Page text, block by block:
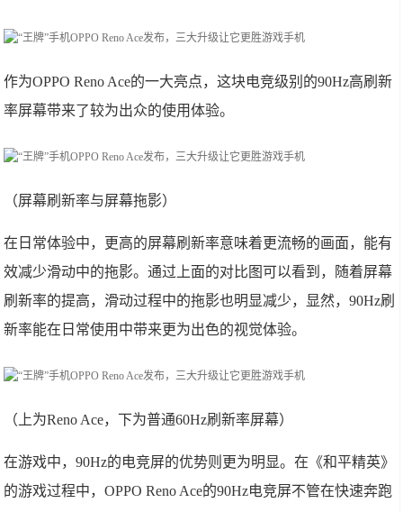
作为OPPO Reno Ace的一大亮点，这块电竞级别的90Hz高刷新
率屏幕带来了较为出众的使用体验。
（屏幕刷新率与屏幕拖影）
在日常体验中，更高的屏幕刷新率意味着更流畅的画面，能有
效减少滑动中的拖影。通过上面的对比图可以看到，随着屏幕
刷新率的提高，滑动过程中的拖影也明显减少，显然，90Hz刷
新率能在日常使用中带来更为出色的视觉体验。
（上为Reno Ace，下为普通60Hz刷新率屏幕）
在游戏中，90Hz的电竞屏的优势则更为明显。在《和平精英》
的游戏过程中，OPPO Reno Ace的90Hz电竞屏不管在快速奔跑